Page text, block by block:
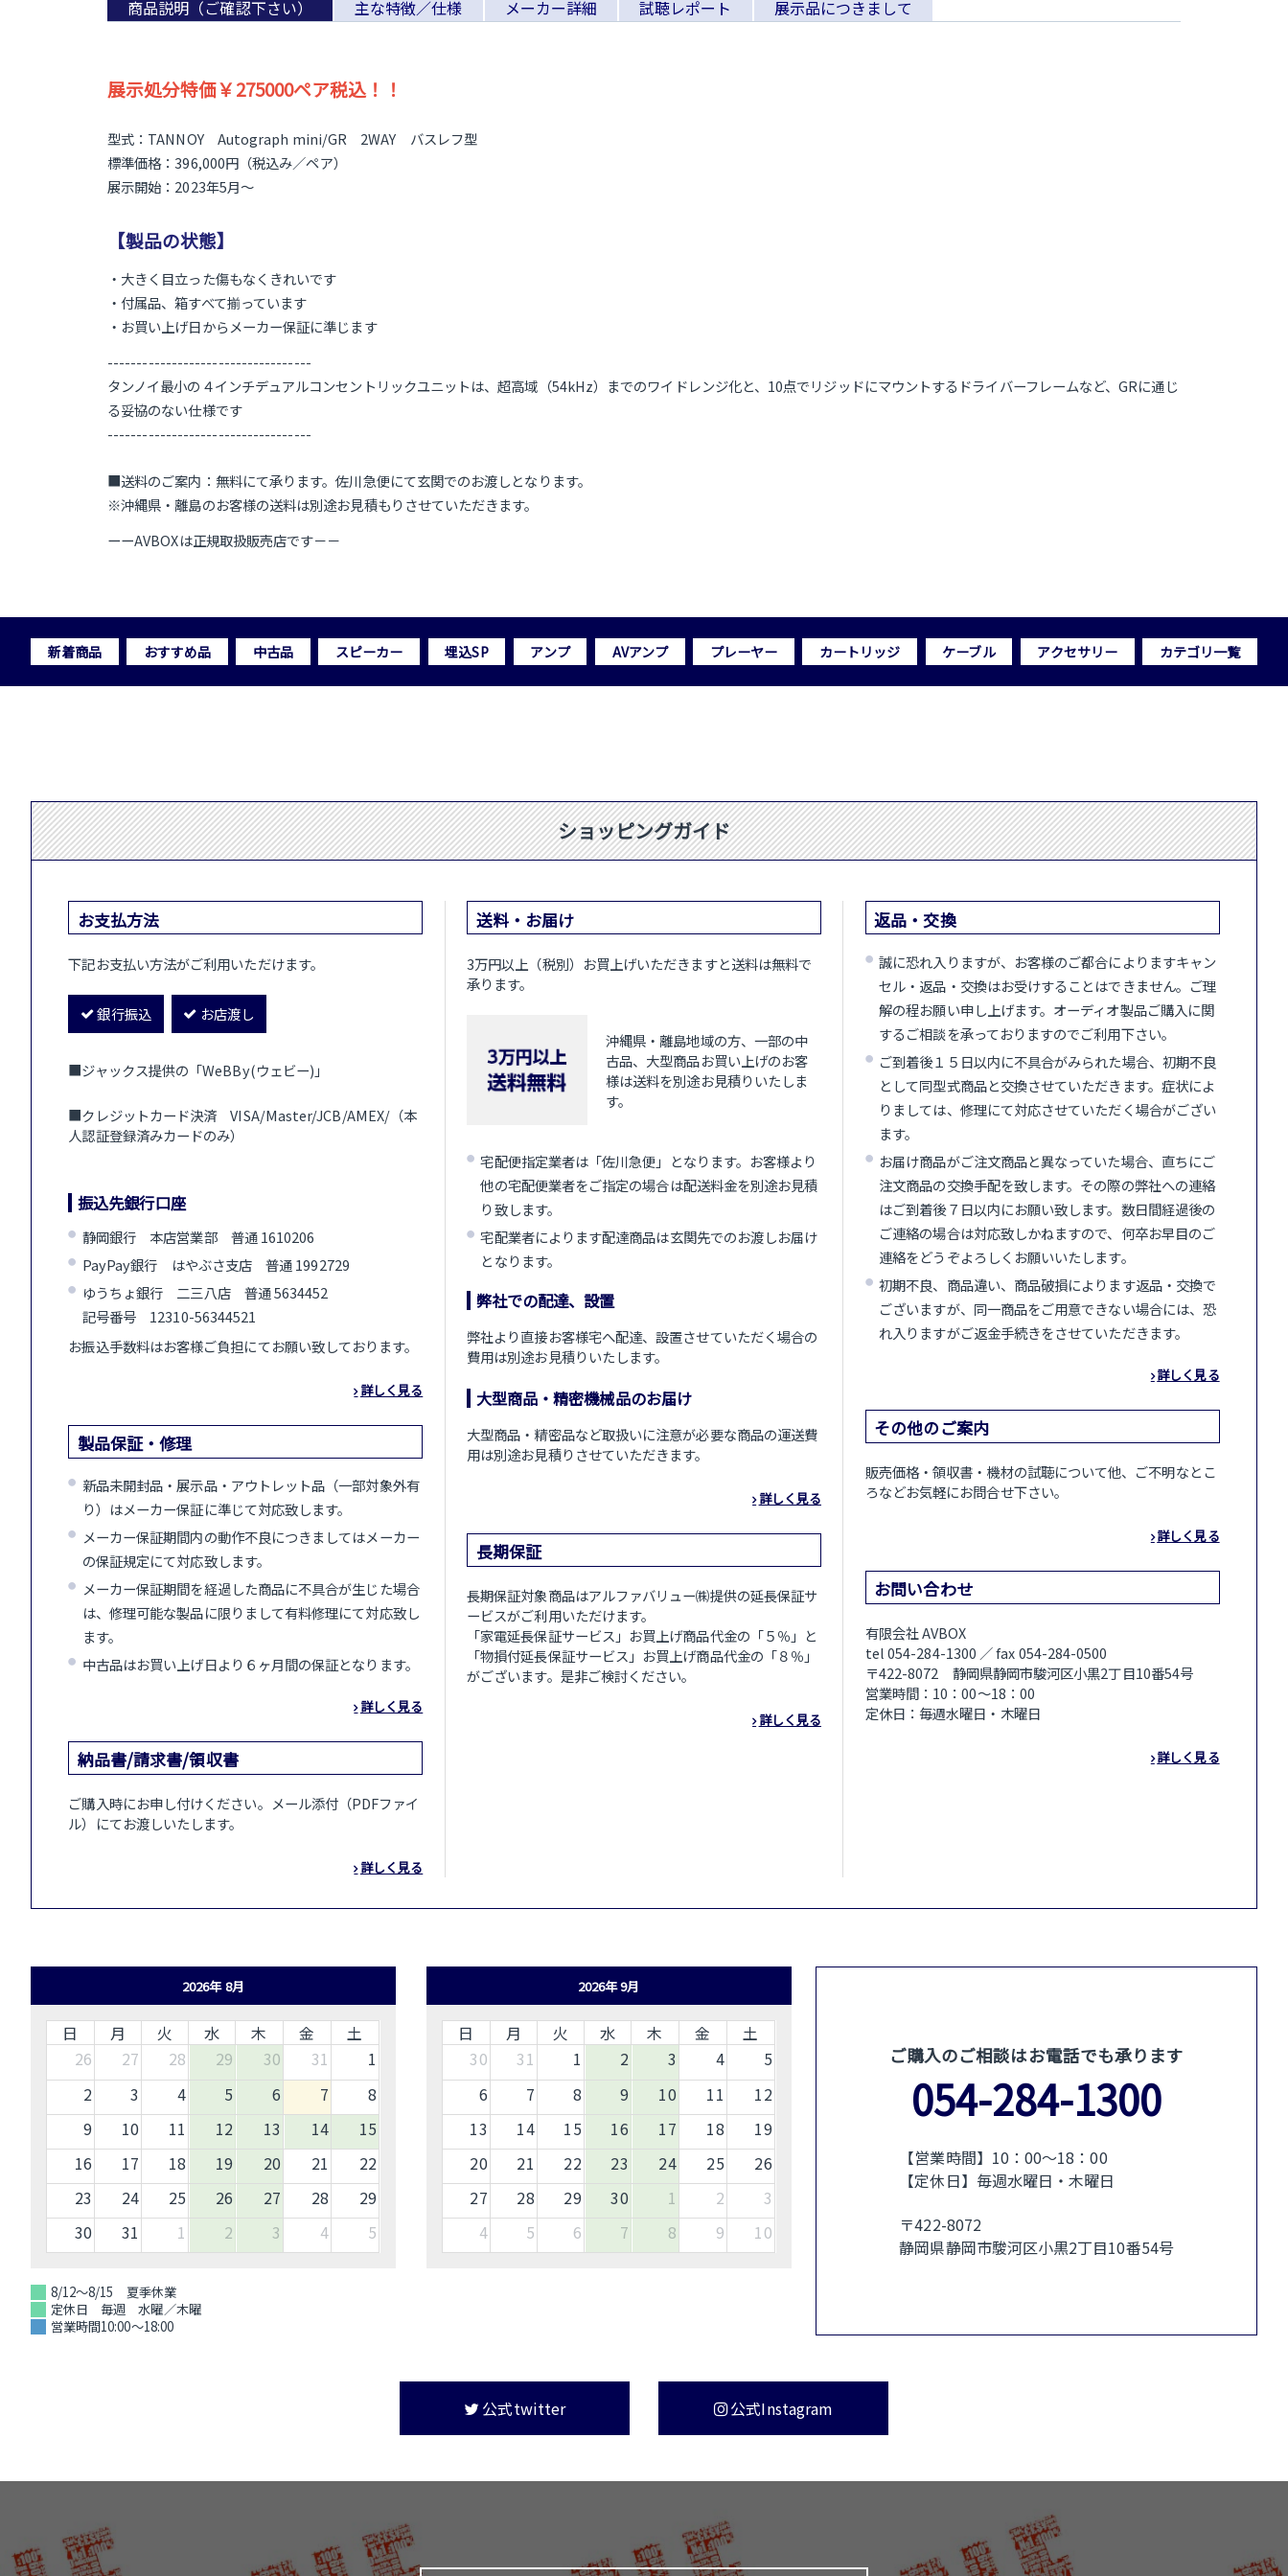
商品説明（ご確認下さい） 主な特徴／仕様 メーカー詳細 試聴レポート 展示品につきまして
展示処分特価￥275000ペア税込！！
型式：TANNOY Autograph mini/GR 2WAY バスレフ型
標準価格：396,000円（税込み／ペア）
展示開始：2023年5月～
【製品の状態】
・大きく目立った傷もなくきれいです
・付属品、箱すべて揃っています
・お買い上げ日からメーカー保証に準じます
-----------------------------------
タンノイ最小の４インチデュアルコンセントリックユニットは、超高域（54kHz）までのワイドレンジ化と、10点でリジッドにマウントするドライバーフレームなど、GRに通じ
る妥協のない仕様です
-----------------------------------
■送料のご案内：無料にて承ります。佐川急便にて玄関でのお渡しとなります。
※沖縄県・離島のお客様の送料は別途お見積もりさせていただきます。
ーーAVBOXは正規取扱販売店です－－
新着商品 おすすめ品 中古品 スピーカー 埋込SP アンプ AVアンプ プレーヤー カートリッジ ケーブル アクセサリー カテゴリ一覧
ショッピングガイド
お支払方法
下記お支払い方法がご利用いただけます。
銀行振込 お店渡し
■ジャックス提供の「WeBBy(ウェビー)」
■クレジットカード決済 VISA/Master/JCB/AMEX/（本
人認証登録済みカードのみ）
振込先銀行口座
静岡銀行 本店営業部 普通 1610206
PayPay銀行 はやぶさ支店 普通 1992729
ゆうちょ銀行 二三八店 普通 5634452
記号番号 12310-56344521
お振込手数料はお客様ご負担にてお願い致しております。
詳しく見る
製品保証・修理
新品未開封品・展示品・アウトレット品（一部対象外有
り）はメーカー保証に準じて対応致します。
メーカー保証期間内の動作不良につきましてはメーカー
の保証規定にて対応致します。
メーカー保証期間を経過した商品に不具合が生じた場合
は、修理可能な製品に限りまして有料修理にて対応致し
ます。
中古品はお買い上げ日より６ヶ月間の保証となります。
詳しく見る
納品書/請求書/領収書
ご購入時にお申し付けください。メール添付（PDFファイ
ル）にてお渡しいたします。
詳しく見る
送料・お届け
3万円以上（税別）お買上げいただきますと送料は無料で
承ります。
沖縄県・離島地域の方、一部の中
古品、大型商品お買い上げのお客
様は送料を別途お見積りいたしま
す。
宅配便指定業者は「佐川急便」となります。お客様より
他の宅配便業者をご指定の場合は配送料金を別途お見積
り致します。
宅配業者によります配達商品は玄関先でのお渡しお届け
となります。
弊社での配達、設置
弊社より直接お客様宅へ配達、設置させていただく場合の
費用は別途お見積りいたします。
大型商品・精密機械品のお届け
大型商品・精密品など取扱いに注意が必要な商品の運送費
用は別途お見積りさせていただきます。
詳しく見る
長期保証
長期保証対象商品はアルファバリュー㈱提供の延長保証サ
ービスがご利用いただけます。
「家電延長保証サービス」お買上げ商品代金の「５％」と
「物損付延長保証サービス」お買上げ商品代金の「８％」
がございます。是非ご検討ください。
詳しく見る
返品・交換
誠に恐れ入りますが、お客様のご都合によりますキャン
セル・返品・交換はお受けすることはできません。ご理
解の程お願い申し上げます。オーディオ製品ご購入に関
するご相談を承っておりますのでご利用下さい。
ご到着後１５日以内に不具合がみられた場合、初期不良
として同型式商品と交換させていただきます。症状によ
りましては、修理にて対応させていただく場合がござい
ます。
お届け商品がご注文商品と異なっていた場合、直ちにご
注文商品の交換手配を致します。その際の弊社への連絡
はご到着後７日以内にお願い致します。数日間経過後の
ご連絡の場合は対応致しかねますので、何卒お早目のご
連絡をどうぞよろしくお願いいたします。
初期不良、商品違い、商品破損によります返品・交換で
ございますが、同一商品をご用意できない場合には、恐
れ入りますがご返金手続きをさせていただきます。
詳しく見る
その他のご案内
販売価格・領収書・機材の試聴について他、ご不明なとこ
ろなどお気軽にお問合せ下さい。
詳しく見る
お問い合わせ
有限会社 AVBOX
tel 054-284-1300 ／ fax 054-284-0500
〒422-8072 静岡県静岡市駿河区小黒2丁目10番54号
営業時間：10：00～18：00
定休日：毎週水曜日・木曜日
詳しく見る
2026年 8月
日 月 火 水 木 金
土
26
27 28 29 30 31
1
2
3 4 5 6 7
8
9
10 11 12 13 14
15
16
17 18 19 20 21
22
23
24 25 26 27 28
29
30
31 1 2 3 4 5
2026年 9月
日 月 火 水 木 金
土
30
31 1 2 3 4
5
6
7 8 9 10 11
12
13
14 15 16 17 18
19
20
21 22 23 24 25
26
27
28 29 30 1 2
3
4
5 6 7 8 9 10
8/12～8/15 夏季休業
定休日 毎週 水曜／木曜
営業時間10:00～18:00
ご購入のご相談はお電話でも承ります
054-284-1300
【営業時間】10：00〜18：00
【定休日】毎週水曜日・木曜日
〒422-8072
静岡県静岡市駿河区小黒2丁目10番54号
公式twitter 公式Instagram